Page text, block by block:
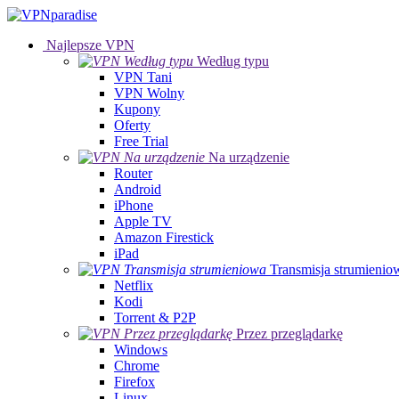
Najlepsze VPN
Według typu
VPN Tani
VPN Wolny
Kupony
Oferty
Free Trial
Na urządzenie
Router
Android
iPhone
Apple TV
Amazon Firestick
iPad
Transmisja
Netflix
Kodi
Torrent & P2P
Przez przeglądarkę
Windows
Chrome
Firefox